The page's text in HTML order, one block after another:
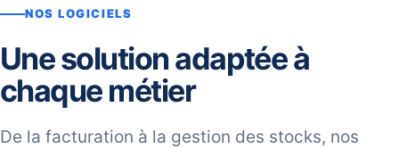
NOS LOGICIELS
Une solution adaptée à
chaque métier
De la facturation à la gestion des stocks, nos